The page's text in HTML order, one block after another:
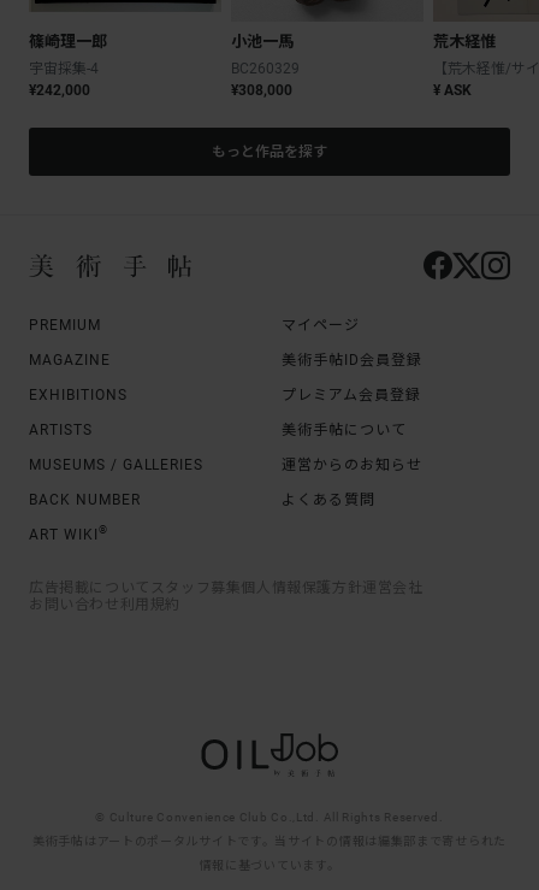
篠崎理一郎
宇宙採集-4
¥242,000
小池一馬
BC260329
¥308,000
荒木経惟
¥ ASK
もっと作品を探す
PREMIUM
MAGAZINE
EXHIBITIONS
ARTISTS
MUSEUMS / GALLERIES
BACK NUMBER
ART WIKI ®
マイページ
美術手帖ID会員登録
プレミアム会員登録
美術手帖について
運営からのお知らせ
よくある質問
広告掲載について スタッフ募集 個人情報保護方針
運営会社
お問い合わせ
利用規約
© Culture Convenience Club Co.,Ltd. All Rights Reserved.
美術手帖はアートのポータルサイトです。当サイトの情報は編集部まで寄せられた
情報に基づいています。